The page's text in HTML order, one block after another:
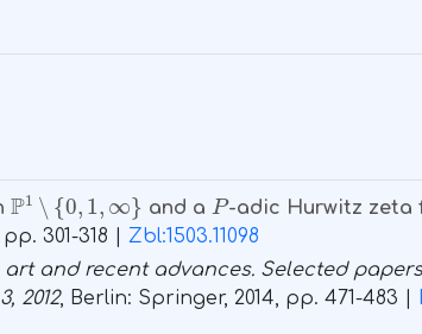
P1 ∖ 0, ,∞
and a
P
-adic Hurwitz zeta
301-318 | Zbl:1503.11098
art and recent advances. Selected
2012, Berlin: Springer, 2014, pp. 471-483 |